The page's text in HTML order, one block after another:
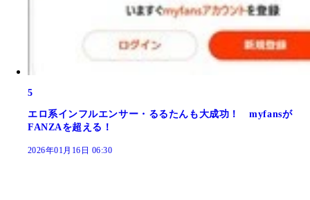
5
エロ系インフルエンサー・るるたんも大成功！ myfansが
FANZAを超える！
2026年01月16日 06:30